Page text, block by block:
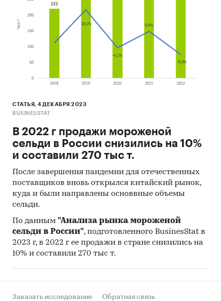
СТАТЬЯ, 4 ДЕКАБРЯ 2023
BUSINESSTAT
В 2022 г продажи мороженой
сельди в России снизились на 10%
и составили 270 тыс т.
После завершения пандемии для отечественных
поставщиков вновь открылся китайский рынок,
куда и были направлены основвные объемы
сельди.
По данным "Анализа рынка мороженой
сельди в России", подготовленного BusinesStat в
2023 г, в 2022 г ее продажи в стране снизились на
10% и составили 270 тыс т.
Заказать исследование
Обратная связь